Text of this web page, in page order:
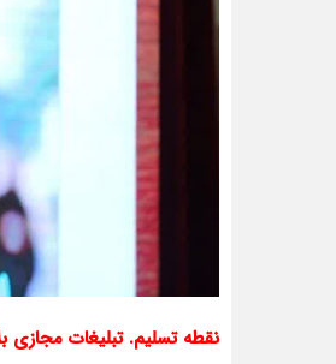
نقطه تسلیم. تبلیغات مجازی